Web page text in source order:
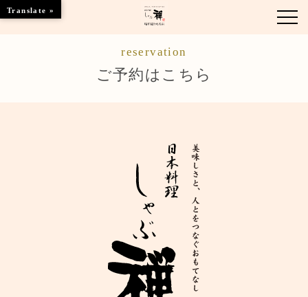
店舗情報
ご優待
ブランドトップ
ご予約はこちら
reservation
ご予約はこちら
Translate »